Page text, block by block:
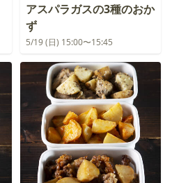
アスパラガスの3種のおか
ず
5/19 (日) 15:00〜15:45